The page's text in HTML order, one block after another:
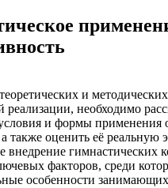
и
реализации, необходимо
и формы применения
также оценить её реальную
внедрение гимнастических
факторов, среди
особенности